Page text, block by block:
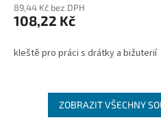
89,44 Kč bez DPH
108,22 Kč
kleště pro práci s drátky a bižuterií
ZOBRAZIT VŠECHNY